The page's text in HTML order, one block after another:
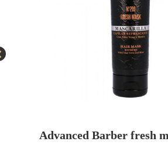
Advanced Barber fresh